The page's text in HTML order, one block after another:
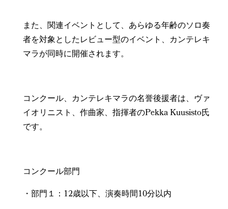
また、関連イベントとして、あらゆる年齢のソロ奏
者を対象としたレビュー型のイベント、カンテレキ
マラが同時に開催されます。
コンクール、カンテレキマラの名誉後援者は、ヴァ
イオリニスト、作曲家、指揮者のPekka Kuusisto氏
です。
コンクール部門
・部門１：12歳以下、演奏時間10分以内